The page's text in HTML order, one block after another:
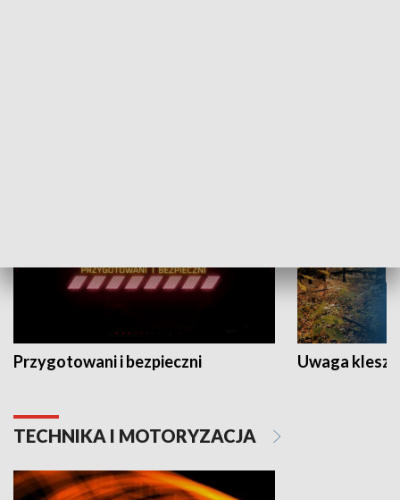
Przygotowani i bezpieczni Uwaga
TECHNIKA I MOTORYZACJA